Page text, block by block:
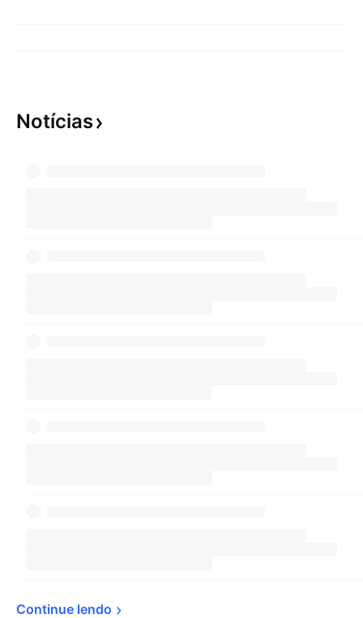
Notícias
Continue lendo